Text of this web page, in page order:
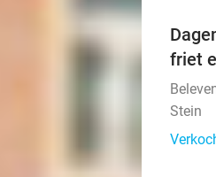
friet
Stein